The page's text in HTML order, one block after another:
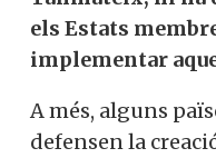
els Estats
implementar
A més, alguns
defensen la